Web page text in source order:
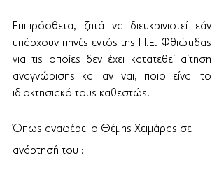
Επιπρόσθετα, ζητά να διευκρινιστεί εάν
υπάρχουν πηγές εντός της Π.Ε. Φθιώτιδας
για τις οποίες δεν έχει κατατεθεί αίτηση
αναγνώρισης και αν ναι, ποιο είναι το
ιδιοκτησιακό τους καθεστώς.
Όπως αναφέρει ο Θέμης Χειμάρας σε
ανάρτησή του :